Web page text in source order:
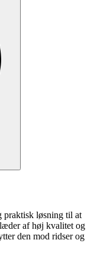
praktisk løsning til at
af høj kvalitet og
den mod ridser og